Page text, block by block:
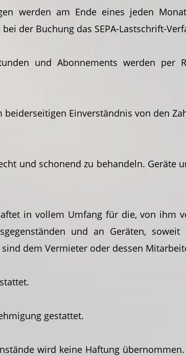
werden am Ende eines jeden
der Buchung das SEPA-Lastschrift-
und Abonnements werden per
Einverständnis von den
und schonend zu behandeln.
in vollem Umfang für die, von ihm
und an Geräten,
dem Vermieter oder dessen
gestattet.
wird keine Haftung